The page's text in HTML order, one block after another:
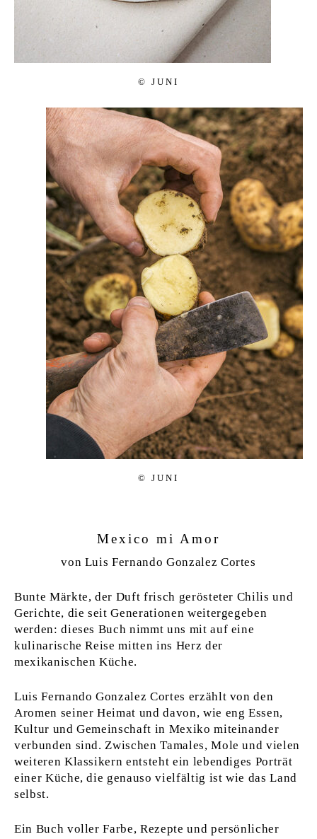
© JUNI
© JUNI
Mexico mi Amor
von Luis Fernando Gonzalez Cortes
Bunte Märkte, der Duft frisch gerösteter Chilis und
Gerichte, die seit Generationen weitergegeben
werden: dieses Buch nimmt uns mit auf eine
kulinarische Reise mitten ins Herz der
mexikanischen Küche.
Luis Fernando Gonzalez Cortes erzählt von den
Aromen seiner Heimat und davon, wie eng Essen,
Kultur und Gemeinschaft in Mexiko miteinander
verbunden sind. Zwischen Tamales, Mole und vielen
weiteren Klassikern entsteht ein lebendiges Porträt
einer Küche, die genauso vielfältig ist wie das Land
selbst.
Ein Buch voller Farbe, Rezepte und persönlicher